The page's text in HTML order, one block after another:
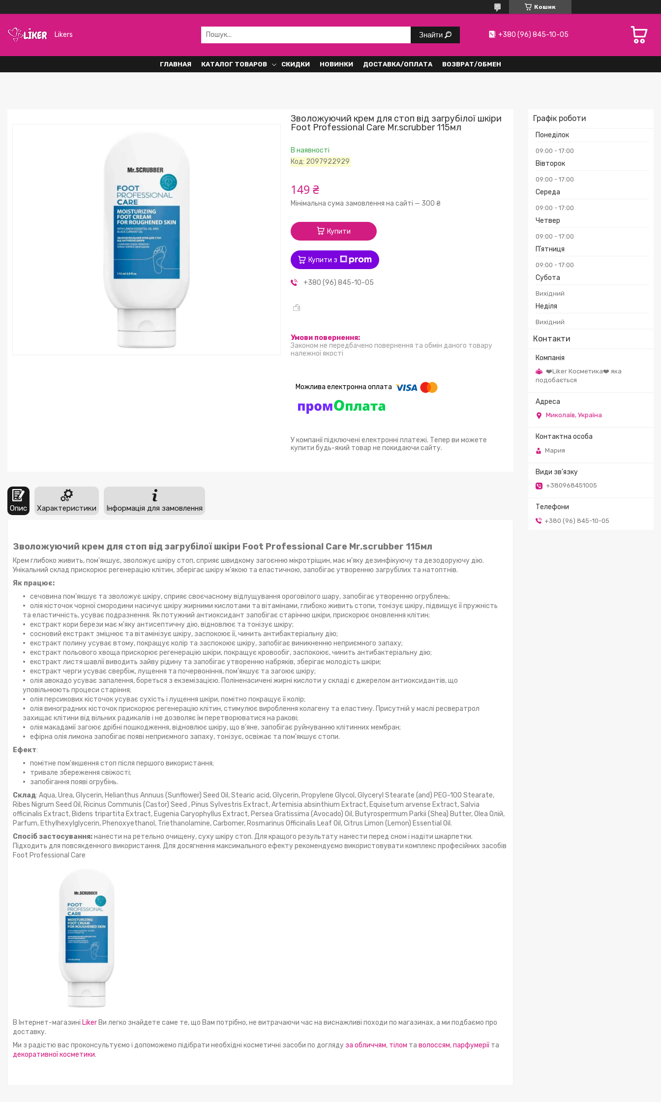
Кошик
Likers Знайти +380 (96) 845-10-05
ГЛАВНАЯ КАТАЛОГ ТОВАРОВ СКИДКИ НОВИНКИ ДОСТАВКА/ОПЛАТА ВОЗВРАТ/ОБМЕН
Графік роботи
Понеділок
09:00 17:00
Вівторок
09:00 17:00
Середа
09:00 17:00
Четвер
09:00 17:00
Пʼятниця
09:00 17:00
Субота
Вихідний
Неділя
Вихідний
Контакти
❤️Liker Косметика❤️ яка
подобається
Миколаїв, Україна
Мария
+380968451005
+380 (96) 845-10-05
Зволожуючий крем для стоп від загрубілої шкіри
Foot Professional Care Mr.scrubber 115мл
В наявності
Код: 2097922929
149 ₴
Мінімальна сума замовлення на сайті — 300 ₴
Купити
Купити з
+380 (96) 845-10-05
Законом не передбачено повернення та обмін даного товару
належної якості
У компанії підключені електронні платежі. Тепер ви можете
купити будь-який товар не покидаючи сайту.
Опис Характеристики Інформація для замовлення
Зволожуючий крем для стоп від загрубілої шкіри Foot Professional Care Mr.scrubber 115мл
Крем глибоко живить, пом'якшує, зволожує шкіру стоп, сприяє швидкому загоєнню мікротріщин, має м'яку дезинфікуючу та дезодоруючу дію.
Унікальний склад прискорює регенерацію клітин, зберігає шкіру м'якою та еластичною, запобігає утворенню загрубілих та натоптнів.
Як працює:
сечовина пом'якшує та зволожує шкіру, сприяє своєчасному відлущування ороговілого шару, запобігає утворенню огрублень;
олія кісточок чорної смородини насичує шкіру жирними кислотами та вітамінами, глибоко живить стопи, тонізує шкіру, підвищує її пружність
та еластичність, усуває подразнення. Як потужний антиоксидант запобігає старінню шкіри, прискорює оновлення клітин;
екстракт кори берези має м'яку антисептичну дію, відновлює та тонізує шкіру;
сосновий екстракт зміцнює та вітамінізує шкіру, заспокоює її, чинить антибактеріальну дію;
екстракт полину усуває втому, покращує колір та заспокоює шкіру, запобігає виникненню неприємного запаху;
екстракт польового хвоща прискорює регенерацію шкіри, покращує кровообіг, заспокоює, чинить антибактеріальну дію;
екстракт листя шавлії виводить зайву рідину та запобігає утворенню набряків, зберігає молодість шкіри;
екстракт черги усуває свербіж, лущення та почервоніння, пом'якшує та загоює шкіру;
олія авокадо усуває запалення, бореться з екземізацією. Поліненасичені жирні кислоти у складі є джерелом антиоксидантів, що
уповільнюють процеси старіння;
олія персикових кісточок усуває сухість і лущення шкіри, помітно покращує її колір;
олія виноградних кісточок прискорює регенерацію клітин, стимулює вироблення колагену та еластину. Присутній у маслі ресвератрол
захищає клітини від вільних радикалів і не дозволяє їм перетворюватися на ракові;
олія макадамії загоює дрібні пошкодження, відновлює шкіру, що в'яне, запобігає руйнуванню клітинних мембран;
ефірна олія лимона запобігає появі неприємного запаху, тонізує, освіжає та пом'якшує стопи.
Ефект:
помітне пом'якшення стоп після першого використання;
тривале збереження свіжості;
запобігання появі огрубінь.
Склад: Aqua, Urea, Glycerin, Helianthus Annuus (Sunflower) Seed Oil, Stearic acid, Glycerin, Propylene Glycol, Glyceryl Stearate (and) PEG-100 Stearate,
Ribes Nigrum Seed Oil, Ricinus Communis (Castor) Seed , Pinus Sylvestris Extract, Artemisia absinthium Extract, Equisetum arvense Extract, Salvia
officinalis Extract, Bidens tripartita Extract, Eugenia Caryophyllus Extract, Persea Gratissima (Avocado) Oil, Butyrospermum Parkii (Shea) Butter, Olea Олій,
Parfum, Ethylhexylglycerin, Phenoxyethanol, Triethanolamine, Carbomer, Rosmarinus Officinalis Leaf Oil, Citrus Limon (Lemon) Essential Oil.
Спосіб застосування:нанести на ретельно очищену, суху шкіру стоп. Для кращого результату нанести перед сном і надіти шкарпетки.
Підходить для повсякденного використання. Для досягнення максимального ефекту рекомендуємо використовувати комплекс професійних засобів
Foot Professional Care
В Інтернет-магазині LikerВи легко знайдете саме те, що Вам потрібно, не витрачаючи час на виснажливі походи по магазинах, а ми подбаємо про
доставку.
Ми з радістю вас проконсультуємо і допоможемо підібрати необхідні косметичні засоби по догляду за обличчям, тілом та волоссям,парфумерії та
декоративної косметики.